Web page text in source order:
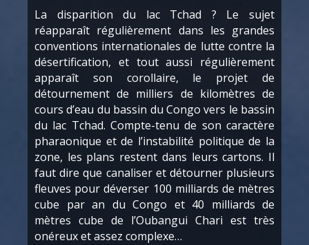
La disparition du lac Tchad ? Le sujet
réapparaît régulièrement dans les grandes
conventions internationales de lutte contre la
désertification, et tout aussi régulièrement
apparaît son corollaire, le projet de
détournement de milliers de kilomètres de
cours d’eau du bassin du Congo vers le bassin
du lac Tchad. Compte-tenu de son caractère
pharaonique et de l’instabilité politique de la
zone, les plans restent dans leurs cartons. Il
faut dire que canaliser et détourner plusieurs
fleuves pour déverser 100 milliards de mètres
cube par an du Congo et 40 milliards de
mètres cube de l’Oubangui Chari est très
onéreux et assez complexe…